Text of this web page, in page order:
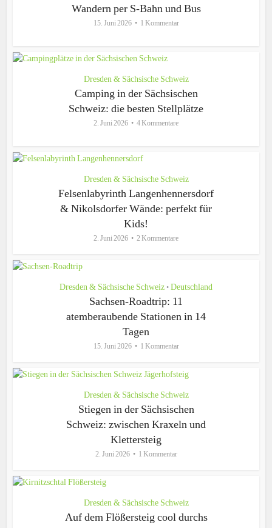
Wandern per S-Bahn und Bus
15. Juni 2026 1 Kommentar
Dresden & Sächsische Schweiz
Camping in der Sächsischen
Schweiz: die besten Stellplätze
2. Juni 2026 4 Kommentare
Dresden & Sächsische Schweiz
Felsenlabyrinth Langenhennersdorf
& Nikolsdorfer Wände: perfekt für
Kids!
2. Juni 2026 2 Kommentare
Dresden & Sächsische Schweiz • Deutschland
Sachsen-Roadtrip: 11
atemberaubende Stationen in 14
Tagen
15. Juni 2026 1 Kommentar
Dresden & Sächsische Schweiz
Stiegen in der Sächsischen
Schweiz: zwischen Kraxeln und
Klettersteig
2. Juni 2026 1 Kommentar
Dresden & Sächsische Schweiz
Auf dem Flößersteig cool durchs